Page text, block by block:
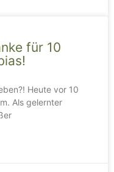
für 10
Heute vor 10
Als gelernter